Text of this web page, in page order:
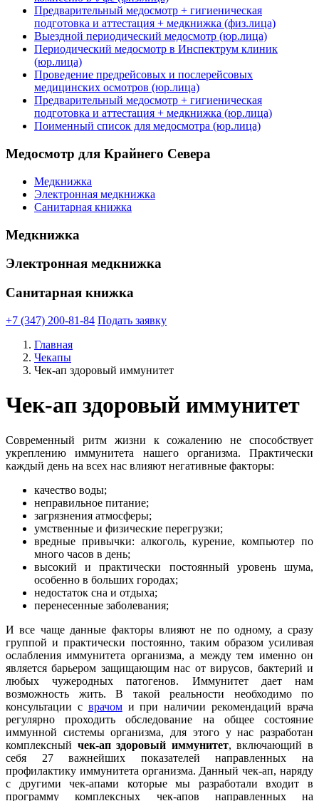
Предварительный медосмотр + гигиеническая
подготовка и аттестация + медкнижка (физ.лица)
Выездной периодический медосмотр (юр.лица)
Периодический медосмотр в Инспектрум клиник
(юр.лица)
Проведение предрейсовых и послерейсовых
медицинских осмотров (юр.лица)
Предварительный медосмотр + гигиеническая
подготовка и аттестация + медкнижка (юр.лица)
Поименный список для медосмотра (юр.лица)
Медосмотр для Крайнего Севера
Медкнижка
Электронная медкнижка
Санитарная книжка
Медкнижка
Электронная медкнижка
Санитарная книжка
+7 (347) 200-81-84 Подать заявку
Главная
Чекапы
Чек-ап здоровый иммунитет
Чек-ап здоровый иммунитет
Современный ритм жизни к сожалению не способствует
укреплению иммунитета нашего организма. Практически
каждый день на всех нас влияют негативные факторы:
качество воды;
неправильное питание;
загрязнения атмосферы;
умственные и физические перегрузки;
вредные привычки: алкоголь, курение, компьютер по
много часов в день;
высокий и практически постоянный уровень шума,
особенно в больших городах;
недостаток сна и отдыха;
перенесенные заболевания;
И все чаще данные факторы влияют не по одному, а сразу
группой и практически постоянно, таким образом усиливая
ослабления иммунитета организма, а между тем именно он
является барьером защищающим нас от вирусов, бактерий и
любых чужеродных патогенов. Иммунитет дает нам
возможность жить. В такой реальности необходимо по
консультации с врачоми при наличии рекомендаций врача
регулярно проходить обследование на общее состояние
иммунной системы организма, для этого у нас разработан
комплексный чек-ап здоровый иммунитет, включающий в
себя 27 важнейших показателей направленных на
профилактику иммунитета организма. Данный чек-ап, наряду
с другими чек-апами которые мы разработали входит в
программу комплексных чек-апов направленных на